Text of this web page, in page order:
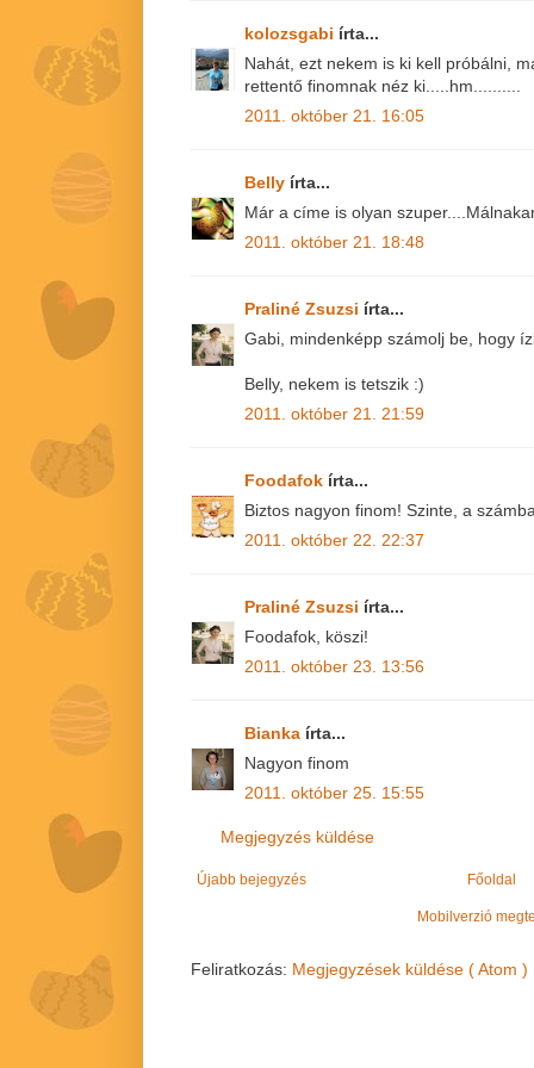
kolozsgabi írta...
Nahát, ezt nekem is ki kell próbálni,
rettentő finomnak néz ki.....hm..........
2011. október 21. 16:05
Belly írta...
Már a címe is olyan
2011. október 21. 18:48
Praliné Zsuzsi írta...
Gabi, mindenképp számolj be, hogy
Belly, nekem is tetszik :)
2011. október 21. 21:59
Foodafok írta...
Biztos nagyon finom! Szinte, a
2011. október 22. 22:37
Praliné Zsuzsi írta...
Foodafok, köszi!
2011. október 23. 13:56
Bianka írta...
Nagyon finom
2011. október 25. 15:55
Megjegyzés küldése
Újabb bejegyzés Főoldal
Mobilverzió
Feliratkozás: Megjegyzések küldése ( Atom )